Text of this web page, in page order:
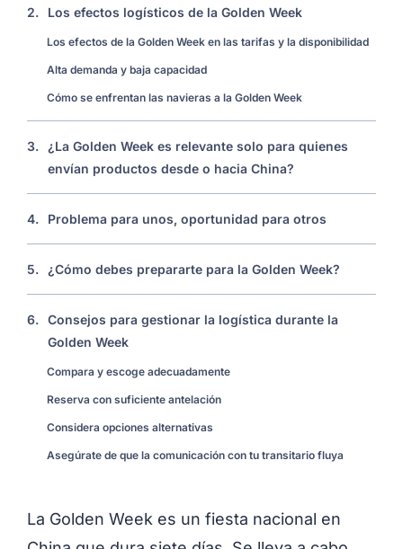
La Golden Week es un fiesta nacional en
2. Los efectos logísticos de la Golden Week
Los efectos de la Golden Week en las tarifas y la disponibilidad
Alta demanda y baja capacidad
Cómo se enfrentan las navieras a la Golden Week
3.
¿La Golden Week es relevante solo para quienes
envían productos desde o hacia China?
4. Problema para unos, oportunidad para otros
5. ¿Cómo debes prepararte para la Golden Week?
6. Consejos para gestionar la logística durante la
Golden Week
Compara y escoge adecuadamente
Reserva con suficiente antelación
Considera opciones alternativas
Asegúrate de que la comunicación con tu transitario fluya